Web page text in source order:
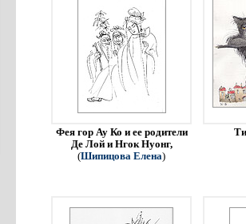
Фея гор Ау Ко и ее родители
Де Лой и Нгок Нуонг,
(Шипицова Елена)